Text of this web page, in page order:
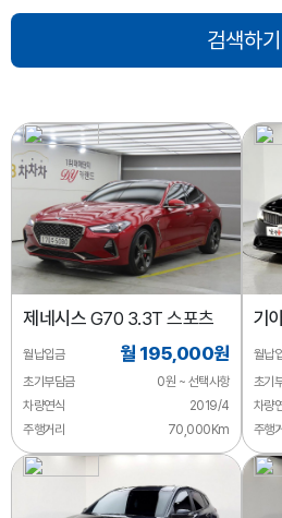
제네시스 G70 3.3T 스포츠
월납입금 월 195,000원
초기부담금
0원 ~ 선택사항
차량연식
2019/4
주행거리
70,000Km
기
월납
초기
차량
주행